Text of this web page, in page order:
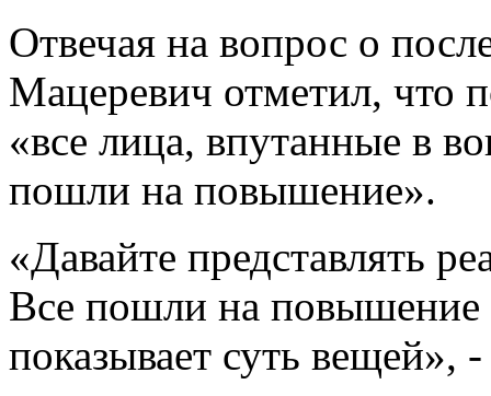
Отвечая на вопрос о
Мацеревич отметил, что
«все лица, впутанные в
пошли на повышение».
«Давайте представлять
Все пошли на повышение
показывает суть вещей»,